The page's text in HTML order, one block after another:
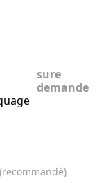
sure
demande